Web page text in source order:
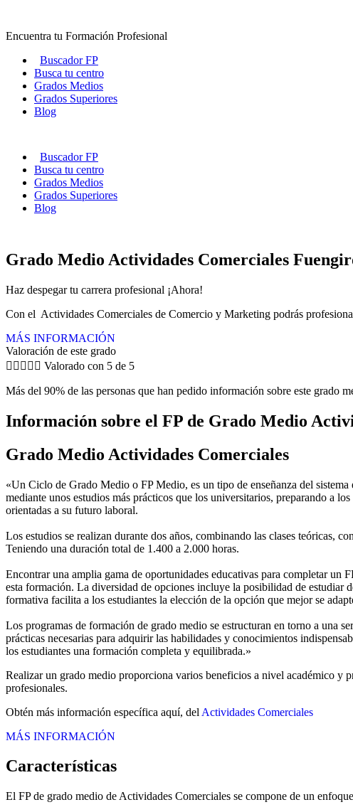
contenido
Encuentra tu Formación Profesional
Buscador FP
Busca tu centro
Grados Medios
Grados Superiores
Blog
Buscador FP
Busca tu centro
Grados Medios
Grados Superiores
Blog
Grado Medio Actividades Comerciales
Haz despegar tu carrera profesional ¡Ahora!
Con el Actividades Comerciales de Comercio y Marketing podrás
MÁS INFORMACIÓN
Valoración de este grado
     Valorado con 5 de 5
Más del 90% de las personas que han pedido información sobre este grado
Información sobre el FP de Grado Medio
Grado Medio Actividades Comerciales
«Un Ciclo de Grado Medio o FP Medio, es un tipo de enseñanza del
mediante unos estudios más prácticos que los universitarios, preparando a
orientadas a su futuro laboral.
Los estudios se realizan durante dos años, combinando las clases teóricas,
Teniendo una duración total de 1.400 a 2.000 horas.
Encontrar una amplia gama de oportunidades educativas para completar un
esta formación. La diversidad de opciones incluye la posibilidad de estudiar
formativa facilita a los estudiantes la elección de la opción que mejor se
Los programas de formación de grado medio se estructuran en torno a una
prácticas necesarias para adquirir las habilidades y conocimientos
los estudiantes una formación completa y equilibrada.»
Realizar un grado medio proporciona varios beneficios a nivel académico y
profesionales.
Obtén más información específica aquí, del Actividades Comerciales
MÁS INFORMACIÓN
Características
El FP de grado medio de Actividades Comerciales se compone de un